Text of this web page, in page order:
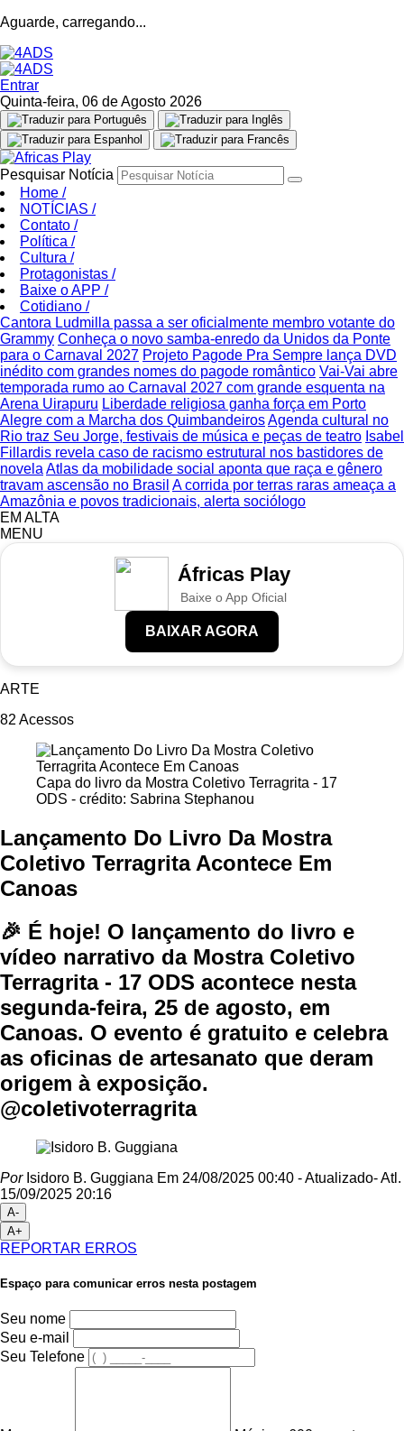
Aguarde, carregando...
Entrar
Quinta-feira, 06 de Agosto 2026
Pesquisar Notícia
Home /
NOTÍCIAS /
Contato /
Política /
Cultura /
Protagonistas /
Baixe o APP /
Cotidiano /
Cantora Ludmilla passa a ser oficialmente membro votante do
Grammy Conheça o novo samba-enredo da Unidos da Ponte
para o Carnaval 2027 Projeto Pagode Pra Sempre lança DVD
inédito com grandes nomes do pagode romântico Vai-Vai abre
temporada rumo ao Carnaval 2027 com grande esquenta na
Arena Uirapuru Liberdade religiosa ganha força em Porto
Alegre com a Marcha dos QuimbandeirosAgenda cultural no
Rio traz Seu Jorge, festivais de música e peças de teatro Isabel
Fillardis revela caso de racismo estrutural nos bastidores de
novela Atlas da mobilidade social aponta que raça e gênero
travam ascensão no Brasil A corrida por terras raras ameaça a
Amazônia e povos tradicionais, alerta sociólogo
EM ALTA
MENU
Áfricas Play
Baixe o App Oficial
BAIXAR AGORA
ARTE
82 Acessos
Capa do livro da Mostra Coletivo Terragrita - 17
ODS - crédito: Sabrina Stephanou
Lançamento Do Livro Da Mostra
Coletivo Terragrita Acontece Em
Canoas
🎉 É hoje! O lançamento do livro e
vídeo narrativo da Mostra Coletivo
Terragrita - 17 ODS acontece nesta
segunda-feira, 25 de agosto, em
Canoas. O evento é gratuito e celebra
as oficinas de artesanato que deram
origem à exposição.
@coletivoterragrita
PorIsidoro B. Guggiana Em 24/08/2025 00:40 - Atualizado- Atl.
15/09/2025 20:16
A-
A+
REPORTAR ERROS
Espaço para comunicar erros nesta postagem
Seu nome
Seu e-mail
Seu Telefone